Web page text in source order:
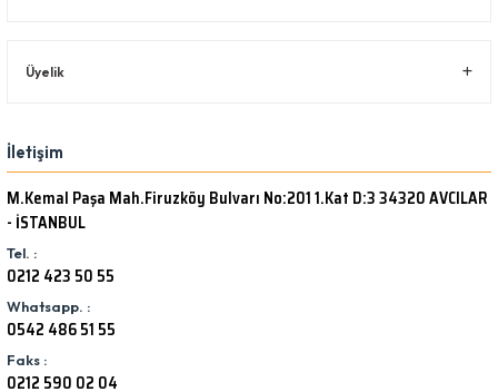
Üyelik
İletişim
M.Kemal Paşa Mah.Firuzköy Bulvarı No:201 1.Kat D:3 34320 AVCILAR
- İSTANBUL
Tel. :
0212 423 50 55
Whatsapp. :
0542 486 51 55
Faks :
0212 590 02 04